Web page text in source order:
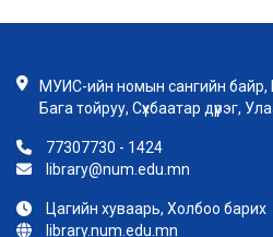
МУИС-ийн номын сангийн байр,
Бага тойруу, Сүхбаатар дүүрэг,
77307730 - 1424
library@num.edu.mn
Цагийн хуваарь, Холбоо барих
library.num.edu.mn